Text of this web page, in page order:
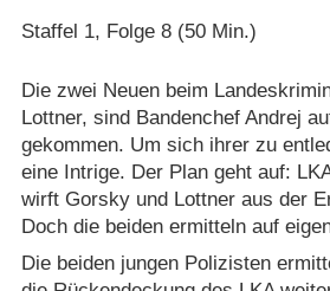
Staffel 1, Folge 8 (50 Min.)
Die zwei Neuen beim
Lottner, sind Bandenchef Andrej
gekommen. Um sich ihrer zu
eine Intrige. Der Plan geht auf:
wirft Gorsky und Lottner aus der
Doch die beiden ermitteln auf
Die beiden jungen Polizisten